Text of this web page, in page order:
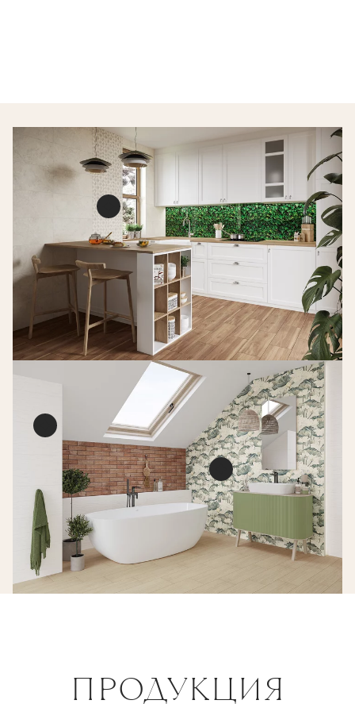
Dream grey mozaika
prasowana połysk
DEKORACJE ŚCIENNE
29,8 X 29,8 CM
DEKORACJE
ПРОДУКЦИЯ